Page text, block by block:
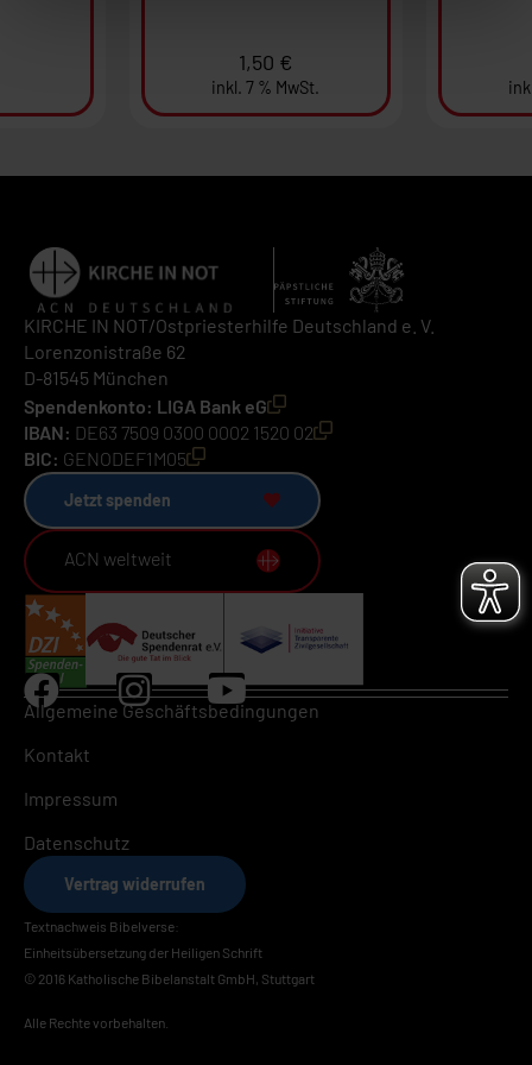
1,50 €
inkl. 7 % MwSt.
KIRCHE IN NOT/Ostpriesterhilfe Deutschland e. V.
Lorenzonistraße 62
D-81545 München
Spendenkonto: LIGA Bank eG
IBAN: DE63 7509 0300 0002 1520 02
BIC: GENODEF1M05
Jetzt spenden
ACN weltweit
Allgemeine Geschäftsbedingungen
Kontakt
Impressum
Datenschutz
Vertrag widerrufen
Textnachweis Bibelverse:
Einheitsübersetzung der Heiligen Schrift
© 2016 Katholische Bibelanstalt GmbH, Stuttgart
Alle Rechte vorbehalten.